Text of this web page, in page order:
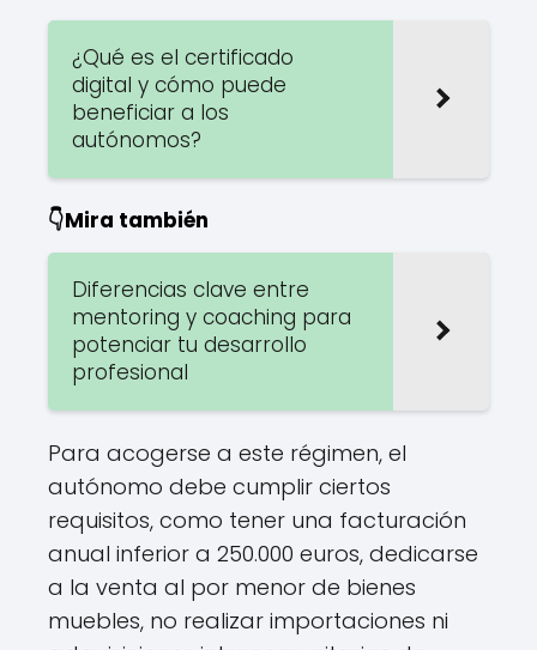
¿Qué es el certificado
digital y cómo puede
beneficiar a los
autónomos?
👇Mira también
Diferencias clave entre
mentoring y coaching para
potenciar tu desarrollo
profesional
Para acogerse a este régimen, el
autónomo debe cumplir ciertos
requisitos, como tener una facturación
anual inferior a 250.000 euros, dedicarse
a la venta al por menor de bienes
muebles, no realizar importaciones ni